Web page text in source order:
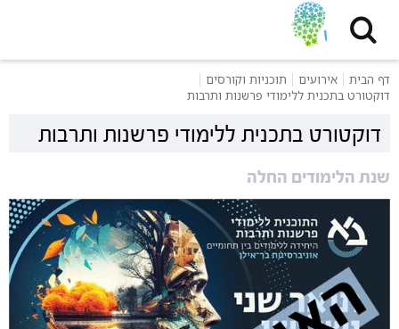
דף הבית אירועים
תוכניות וקורסים
דוקטורט בתכנית ללימודי פרשנות ותרבות
דוקטורט בתכנית ללימודי פרשנות ותרבות
שנת הלימודים החלה